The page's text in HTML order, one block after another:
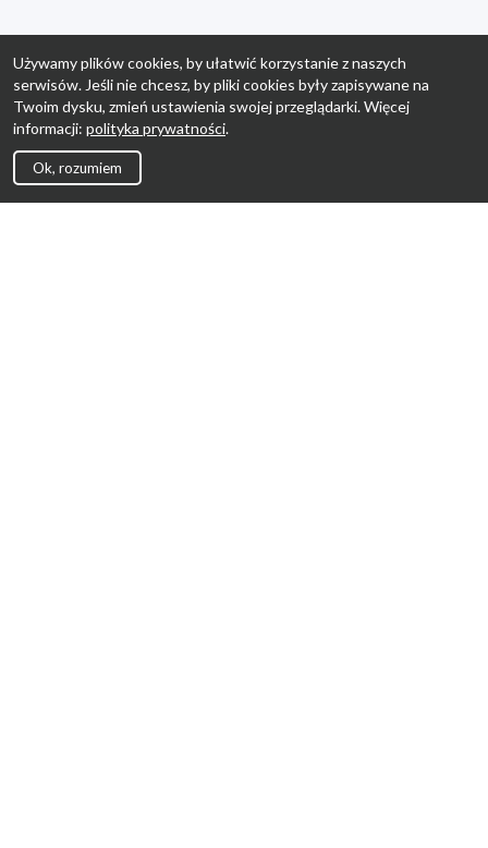
Używamy plików cookies, by ułatwić korzystanie z naszych
serwisów. Jeśli nie chcesz, by pliki cookies były zapisywane na
Twoim dysku, zmień ustawienia swojej przeglądarki. Więcej
informacji: polityka prywatności.
Ok, rozumiem